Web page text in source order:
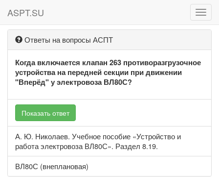
ASPT.SU
Ответы на вопросы АСПТ
Когда включается клапан 263 противоразгрузочное
устройства на передней секции при движении
"Вперёд" у электровоза ВЛ80С?
Показать ответ
А. Ю. Николаев. Учебное пособие «Устройство и
работа электровоза ВЛ80С». Раздел 8.19.
ВЛ80С (внеплановая)